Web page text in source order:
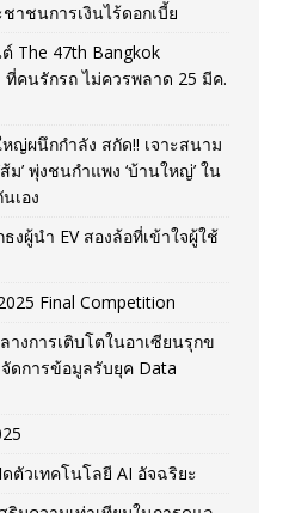
าชนการเงินไร้ดอกเบี้ย
The 47th Bangkok
คนรักรถ ไม่ควรพลาด 25 มีค.
ญ่ผนึกกำลัง สกัด!! เจาะสนาม
’ พุ่งชนกำแพง ‘บ้านใหญ่’ ใน
เอง
งผู้นำ EV สองล้อที่เข้าใจผู้ใช้
Final Competition
างการเติบโตในอาเซียนรุกข
ดการข้อมูลรับยุค Data
ดตัวเทคโนโลยี AI อัจฉริยะ